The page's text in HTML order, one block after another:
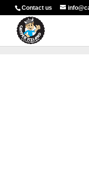
Contact us